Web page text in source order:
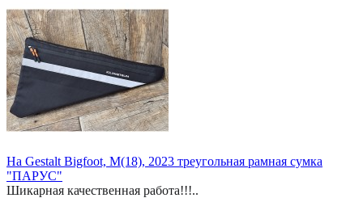
На Gestalt Bigfoot, M(18), 2023 треугольная рамная сумка
"ПАРУС"
Шикарная качественная работа!!!..